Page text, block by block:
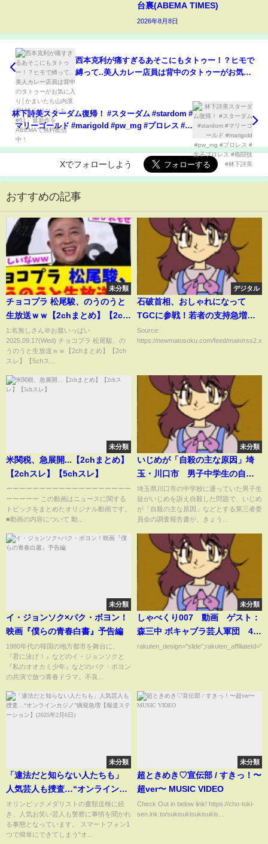
台裏(ABEMA TIMES)
2026年8月8日
西本克利が痛すぎるあそこにもタトゥー！？ヒモで
縛って..美人カレー店員は背中のタトゥーがお気に
林下詩美スターダム復帰！ #スターダム #stardom #
マリーゴールド #marigold #pw_mg #プロレス #女
Xでフォローしよう
おすすめの記事
未分類
チョコプラ 松尾駿、のうのうと
生放送ｗｗ【2chまとめ】【2ch
スレ】【5chスレ】
1:名無しさん＠お腹いっぱい
2025.09.17(Wed) チョコプラ 松尾駿、の
うのうと生放送ｗｗ【2chまとめ】【2ch
スレ】【5chス...
デジタル
石破首相、おしゃれになって
TGCに参戦！若者の支持急増へ
ｗｗｗｗ （※画像あり）
Source:
https://newmatosoku.com/feed/main/
未分類
米関税、急展開...【2chまとめ】
【2chスレ】【5chスレ】
ーーーーーーーーーーーーーーーーーーー
ーーーーー この動画はニュースに関する
トピックをまとめたオリジナル動画です。
■動画の内容について 動...
未分類
いじめが「自殺の主な原因」埼
玉・川口市 男子中学生の自殺
で第三者委員会が報告書公表
加害生徒保護者からの「二次被
害」の関連も認定｜
埼玉県川口市の中学校に通っていた男子生
徒がいじめを訴え自殺した問題で、いじめ
が「自殺の主な原因」などとする第三者委
員会の調査報告書が、きょう...
未分類
イ・ジョンソク×パク・ボヨン！
映画『僕らの青春白書』予告編
1980年代の韓国の地方都市を舞台に、
『君に泳げ！』などのイ・ジョンソクと
『私のオオカミ少年』などのパク・ボヨン
の共演で放つ青春ドラマ。不良...
未分類
しゃべくり007 動画 ゲスト：
森三中 ボキャブラ芸人軍団 4月
1日
未分類
「違法だと知らない人たちも」
人気芸人も捜査…“オンラインカ
ジノ”摘発急増【報道ステーショ
ン】(2025年2月6日)
オリンピックメダリストの書類送検に続
き、人気お笑い芸人も警察に事情を聞かれ
る事態となっています。 スマートフォン1
つで簡単にできてしまう“オ...
未分類
超ときめき♡宣伝部 / すきっ！〜
超ver〜 MUSIC VIDEO
Check Out in below link! https://cho-toki-
sen.lnk.to/sukisukisukisukis...